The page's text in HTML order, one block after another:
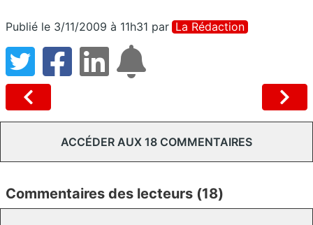
Publié le 3/11/2009 à 11h31 par La Rédaction
ACCÉDER AUX 18 COMMENTAIRES
Commentaires des lecteurs (18)